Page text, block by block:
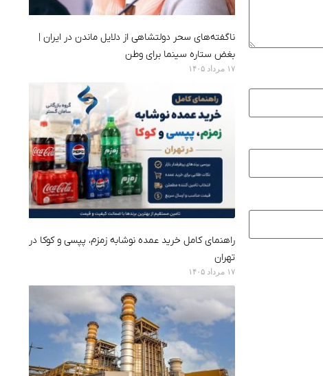
ناگفته‌های سحر دولتشاهی از دلایل ماندن در ایران |
بغض ستاره سینما برای وطن
۱۷ مرداد ۱۴۰۵
راهنمای کامل خرید عمده نوشابه زمزم، پپسی و کوکا در
تهران
۱۷ مرداد ۱۴۰۵